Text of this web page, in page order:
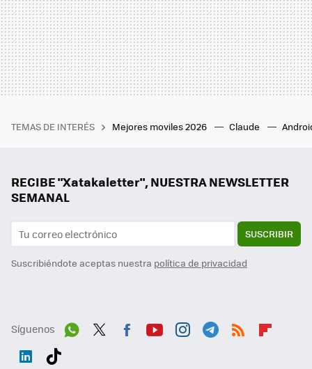
TEMAS DE INTERÉS Mejores moviles 2026 Claude
RECIBE "Xatakaletter", NUESTRA NEWSLETTER
SEMANAL
SUSCRIBIR
Suscribiéndote aceptas nuestra política de privacidad
Síguenos